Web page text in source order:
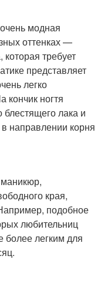
модная
оттенках —
требует
представляет
легко
кончик ногтя
блестящего лака и
в направлении корня
края,
подобное
любительниц
более легким для